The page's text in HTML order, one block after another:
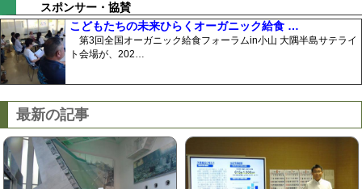
スポンサー・協賛
こどもたちの未来ひらくオーガニック給食 …
第3回全国オーガニック給食フォーラムin小山 大隅半島サテライ
ト会場が、202…
最新の記事